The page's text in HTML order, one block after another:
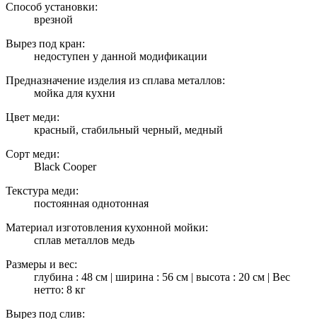
Способ установки:
врезной
Вырез под кран:
недоступен у данной модификации
Предназначение изделия из сплава металлов:
мойка для кухни
Цвет меди:
красный, стабильный черный, медный
Сорт меди:
Black Cooper
Текстура меди:
постоянная однотонная
Материал изготовления кухонной мойки:
сплав металлов медь
Размеры и вес:
глубина : 48 см | ширина : 56 см | высота : 20 см | Вес
нетто: 8 кг
Вырез под слив: